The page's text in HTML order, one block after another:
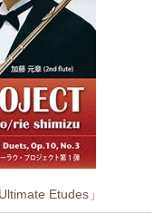
Etudes」